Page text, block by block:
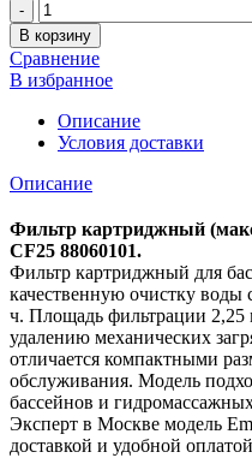
Количество
В корзину
Сравнение
В избранное
Описание
Условия доставки
Описание
Фильтр картриджный
CF25 88060101.
Фильтр картриджный для
качественную очистку воды
ч. Площадь фильтрации 2,25
удалению механических
отличается компактными
обслуживания. Модель
бассейнов и
Эксперт в Москве модель
доставкой и удобной